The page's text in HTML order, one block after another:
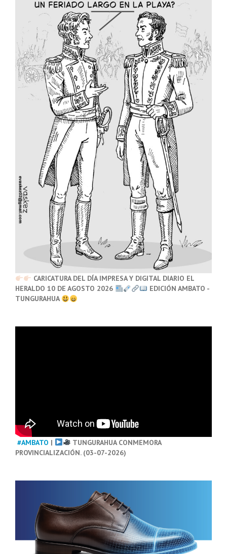
CARICATURA DEL DÍA IMPRESA Y DIGITAL DIARIO EL
HERALDO 10 DE AGOSTO 2026
EDICIÓN AMBATO -
TUNGURAHUA
#AMBATO |
TUNGURAHUA CONMEMORA
PROVINCIALIZACIÓN. (03-07-2026)